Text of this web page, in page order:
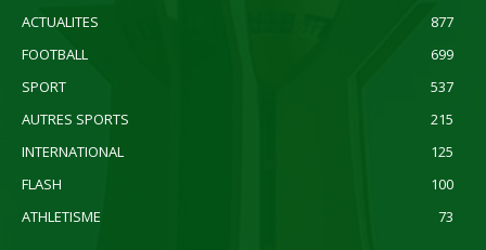
ACTUALITES
877
FOOTBALL
699
SPORT
537
AUTRES SPORTS
215
INTERNATIONAL
125
FLASH
100
ATHLETISME
73